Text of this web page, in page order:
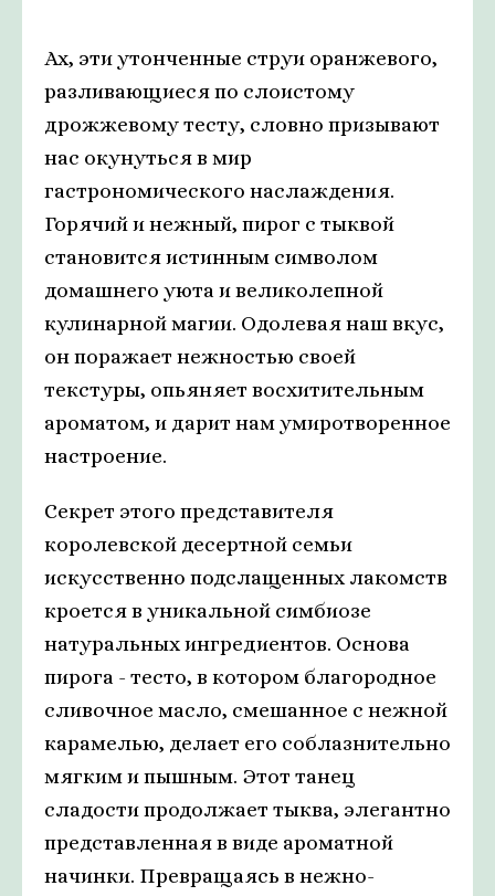
Ах, эти утонченные струи оранжевого,
разливающиеся по слоистому
дрожжевому тесту, словно призывают
нас окунуться в мир
гастрономического наслаждения.
Горячий и нежный, пирог с тыквой
становится истинным символом
домашнего уюта и великолепной
кулинарной магии. Одолевая наш вкус,
он поражает нежностью своей
текстуры, опьяняет восхитительным
ароматом, и дарит нам умиротворенное
настроение.
Секрет этого представителя
королевской десертной семьи
искусственно подслащенных лакомств
кроется в уникальной симбиозе
натуральных ингредиентов. Основа
пирога - тесто, в котором благородное
сливочное масло, смешанное с нежной
карамелью, делает его соблазнительно
мягким и пышным. Этот танец
сладости продолжает тыква, элегантно
представленная в виде ароматной
начинки. Превращаясь в нежно-